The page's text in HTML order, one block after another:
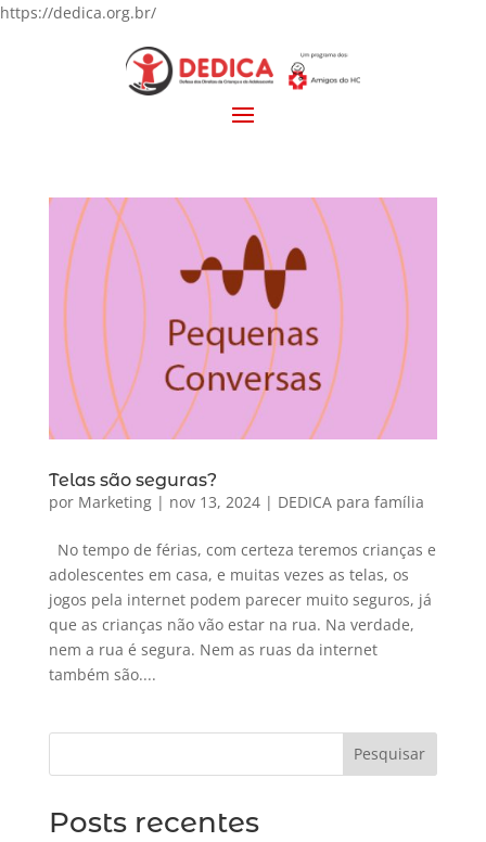
https://dedica.org.br/
Telas são seguras?
por Marketing| nov 13, 2024| DEDICA para família
No tempo de férias, com certeza teremos crianças e
adolescentes em casa, e muitas vezes as telas, os
jogos pela internet podem parecer muito seguros, já
que as crianças não vão estar na rua. Na verdade,
nem a rua é segura. Nem as ruas da internet
também são....
Pesquisar
Posts recentes